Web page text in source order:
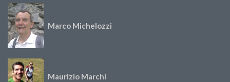
Marco Michelozzi
Maurizio Marchi